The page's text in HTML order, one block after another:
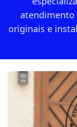
atendimento
originais e